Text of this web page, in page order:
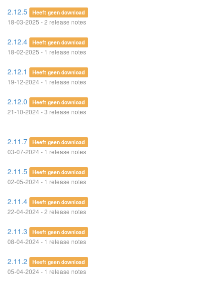
2.12.5 Heeft geen download
18-03-2025 - 2 release notes
2.12.4 Heeft geen download
18-02-2025 - 1 release notes
2.12.1 Heeft geen download
19-12-2024 - 1 release notes
2.12.0 Heeft geen download
21-10-2024 - 3 release notes
2.11.7 Heeft geen download
03-07-2024 - 1 release notes
2.11.5 Heeft geen download
02-05-2024 - 1 release notes
2.11.4 Heeft geen download
22-04-2024 - 2 release notes
2.11.3 Heeft geen download
08-04-2024 - 1 release notes
2.11.2 Heeft geen download
05-04-2024 - 1 release notes